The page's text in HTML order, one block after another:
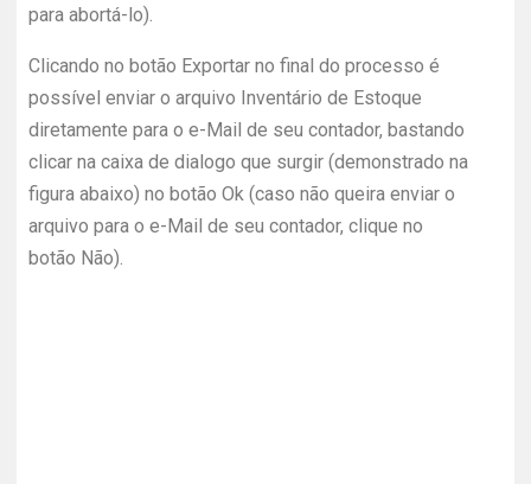
para abortá-lo).
Clicando no botão Exportar no final do processo é
possível enviar o arquivo Inventário de Estoque
diretamente para o e-Mail de seu contador, bastando
clicar na caixa de dialogo que surgir (demonstrado na
figura abaixo) no botão Ok (caso não queira enviar o
arquivo para o e-Mail de seu contador, clique no
botão Não).